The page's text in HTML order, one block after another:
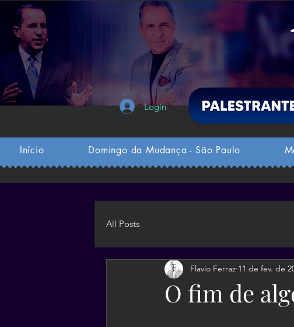
Login
Início Domingo da Mudança - São Paulo
All Posts
O fim de
Flavio Ferraz 11 de fev. de